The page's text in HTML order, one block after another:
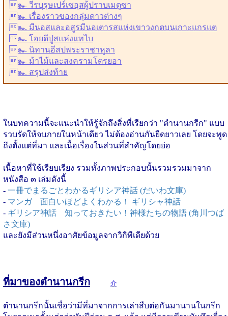
๛ วีรบุรุษเปร์เซอุสผู้ปราบเมดูซา
๛ เรื่องราวของกลุ่มดาวต่างๆ
๛ มีนอสและอสูรมีนอเตารสแห่งเขาวงกตบนเกาะแกรแต
๛ โอยดีปูสแห่งแทไบ
๛ นิทานอีสปพระราชาหูลา
๛ ม้าไม้และสงครามโตรยอา
๛ สรุปส่งท้าย
ในบทความนี้จะแนะนำให้รู้จักถึงสิ่งที่เรียกว่า "ตำนานกรีก" แบบ
รวบรัดให้จบภายในหน้าเดียว ไม่ต้องอ่านกันยืดยาวเลย โดยจะพูด
ถึงตั้งแต่ที่มา และเนื้อเรื่องในส่วนที่สำคัญโดยย่อ
เนื้อหาที่ใช้เรียบเรียง รวมทั้งภาพประกอบนั้นรวมรวมมาจาก
หนังสือ ๓ เล่มดังนี้
- 一冊でまるごとわかるギリシア神話 (だいわ文庫)
- マンガ 面白いほどよくわかる！ ギリシャ神話
- ギリシア神話 知っておきたい！神様たちの物語 (角川つば
さ文庫)
และยังมีส่วนหนึ่งอาศัยข้อมูลจากวิกิพีเดียด้วย
ที่มาของตำนานกรีก 介
ตำนานกรีกนั้นเชื่อว่ามีที่มาจากการเล่าสืบต่อกันมานานในกรีก